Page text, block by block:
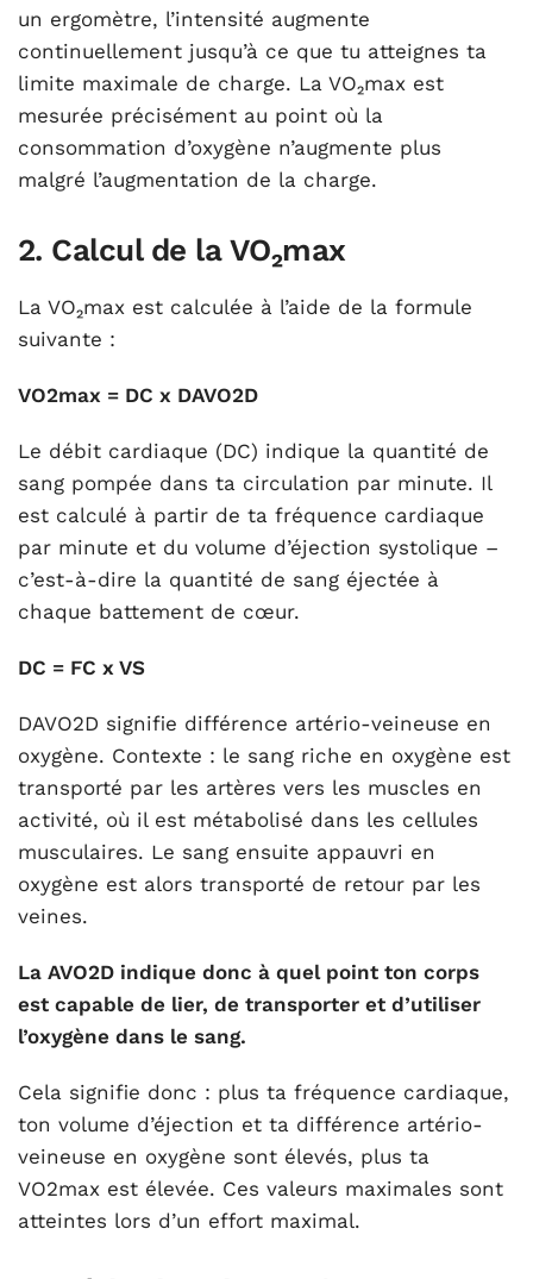
un ergomètre, l’intensité augmente
continuellement jusqu’à ce que tu atteignes ta
limite maximale de charge. La VO₂max est
mesurée précisément au point où la
consommation d’oxygène n’augmente plus
malgré l’augmentation de la charge.
2. Calcul de la VO₂max
La VO₂max est calculée à l’aide de la formule
suivante :
VO2max = DC x DAVO2D
Le débit cardiaque (DC) indique la quantité de
sang pompée dans ta circulation par minute. Il
est calculé à partir de ta fréquence cardiaque
par minute et du volume d’éjection systolique –
c’est-à-dire la quantité de sang éjectée à
chaque battement de cœur.
DC = FC x VS
DAVO2D signifie différence artério-veineuse en
oxygène. Contexte : le sang riche en oxygène est
transporté par les artères vers les muscles en
activité, où il est métabolisé dans les cellules
musculaires. Le sang ensuite appauvri en
oxygène est alors transporté de retour par les
veines.
La AVO2D indique donc à quel point ton corps
est capable de lier, de transporter et d’utiliser
l’oxygène dans le sang.
Cela signifie donc : plus ta fréquence cardiaque,
ton volume d’éjection et ta différence artério-
veineuse en oxygène sont élevés, plus ta
VO2max est élevée. Ces valeurs maximales sont
atteintes lors d’un effort maximal.